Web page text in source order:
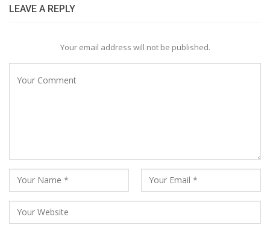
LEAVE A REPLY
Your email address will not be published.